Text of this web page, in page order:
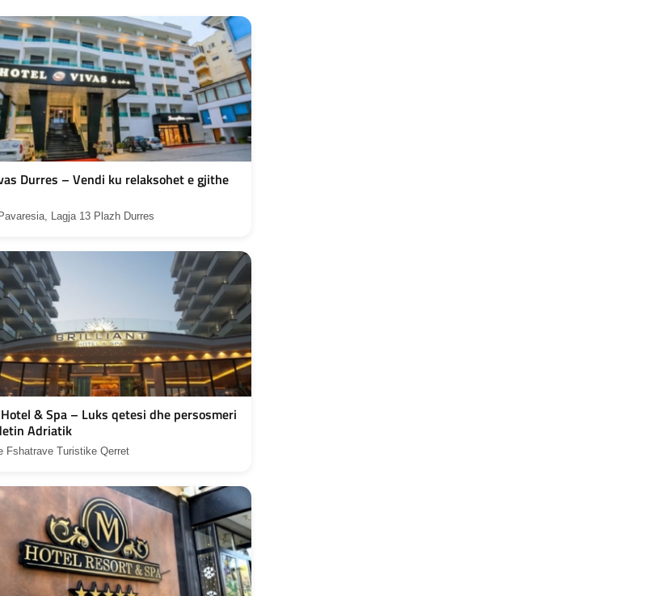
Durres – Vendi ku relaksohet e gjithe
Lagja 13 Plazh Durres
& Spa – Luks qetesi dhe persosmeri
Adriatik
Fshatrave Turistike Qerret